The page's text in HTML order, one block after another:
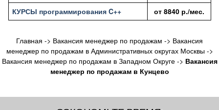
КУРСЫ программирования C++
от 8840 р./мес.
Главная -> Вакансия менеджер по продажам -> Вакансия
менеджер по продажам в Административных округах Москвы->
Вакансия менеджер по продажам в Западном Округе-> Вакансия
менеджер по продажам в Кунцево